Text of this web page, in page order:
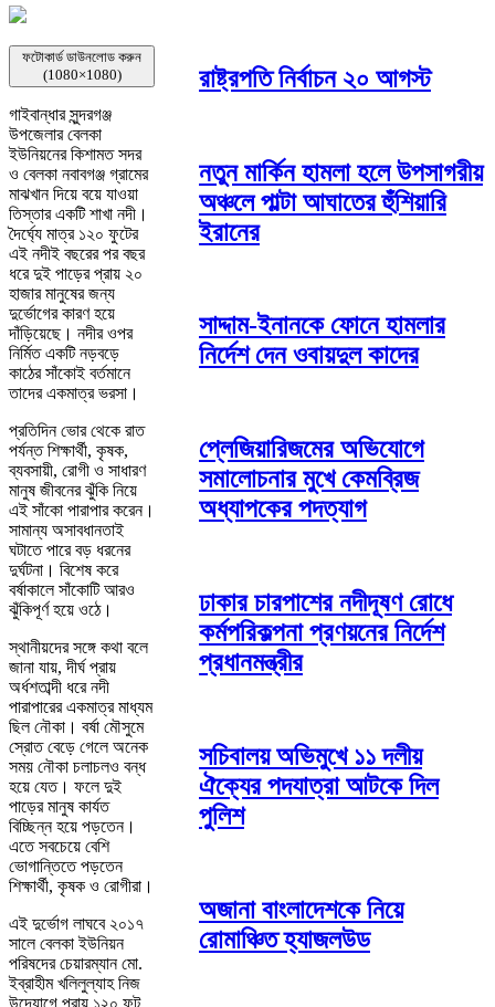
ফটোকার্ড ডাউনলোড করুন
(1080×1080)
গাইবান্ধার সুন্দরগঞ্জ
উপজেলার বেলকা
ইউনিয়নের কিশামত সদর
ও বেলকা নবাবগঞ্জ গ্রামের
মাঝখান দিয়ে বয়ে যাওয়া
তিস্তার একটি শাখা নদী।
দৈর্ঘ্যে মাত্র ১২০ ফুটের
এই নদীই বছরের পর বছর
ধরে দুই পাড়ের প্রায় ২০
হাজার মানুষের জন্য
দুর্ভোগের কারণ হয়ে
দাঁড়িয়েছে। নদীর ওপর
নির্মিত একটি নড়বড়ে
কাঠের সাঁকোই বর্তমানে
তাদের একমাত্র ভরসা।
প্রতিদিন ভোর থেকে রাত
পর্যন্ত শিক্ষার্থী, কৃষক,
ব্যবসায়ী, রোগী ও সাধারণ
মানুষ জীবনের ঝুঁকি নিয়ে
এই সাঁকো পারাপার করেন।
সামান্য অসাবধানতাই
ঘটাতে পারে বড় ধরনের
দুর্ঘটনা। বিশেষ করে
বর্ষাকালে সাঁকোটি আরও
ঝুঁকিপূর্ণ হয়ে ওঠে।
স্থানীয়দের সঙ্গে কথা বলে
জানা যায়, দীর্ঘ প্রায়
অর্ধশতাব্দী ধরে নদী
পারাপারের একমাত্র মাধ্যম
ছিল নৌকা। বর্ষা মৌসুমে
স্রোত বেড়ে গেলে অনেক
সময় নৌকা চলাচলও বন্ধ
হয়ে যেত। ফলে দুই
পাড়ের মানুষ কার্যত
বিচ্ছিন্ন হয়ে পড়তেন।
এতে সবচেয়ে বেশি
ভোগান্তিতে পড়তেন
শিক্ষার্থী, কৃষক ও রোগীরা।
এই দুর্ভোগ লাঘবে ২০১৭
সালে বেলকা ইউনিয়ন
পরিষদের চেয়ারম্যান মো.
ইব্রাহীম খলিলুল্যাহ নিজ
উদ্যোগে প্রায় ১২০ ফুট
রাষ্ট্রপতি নির্বাচন ২০ আগস্ট
নতুন মার্কিন হামলা হলে উপসাগরীয়
অঞ্চলে পাল্টা আঘাতের হুঁশিয়ারি
ইরানের
সাদ্দাম-ইনানকে ফোনে হামলার
নির্দেশ দেন ওবায়দুল কাদের
প্লেজিয়ারিজমের অভিযোগে
সমালোচনার মুখে কেমব্রিজ
অধ্যাপকের পদত্যাগ
ঢাকার চারপাশের নদীদূষণ রোধে
কর্মপরিকল্পনা প্রণয়নের নির্দেশ
প্রধানমন্ত্রীর
সচিবালয় অভিমুখে ১১ দলীয়
ঐক্যের পদযাত্রা আটকে দিল
পুলিশ
অজানা বাংলাদেশকে নিয়ে
রোমাঞ্চিত হ্যাজলউড